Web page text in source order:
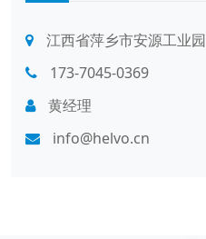
江西省萍乡市安源工业园
173-7045-0369
黄经理
info@helvo.cn